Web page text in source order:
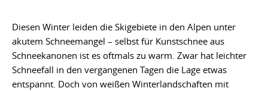
Diesen Winter leiden die Skigebiete in den Alpen unter
akutem Schneemangel – selbst für Kunstschnee aus
Schneekanonen ist es oftmals zu warm. Zwar hat leichter
Schneefall in den vergangenen Tagen die Lage etwas
entspannt. Doch von weißen Winterlandschaften mit